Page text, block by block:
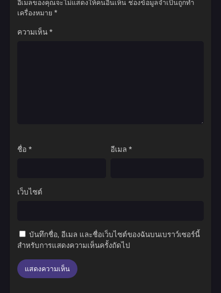
อีเมลของคุณจะไม่แสดงให้คนอื่นเห็น ช่องข้อมูลจำเป็นถูกทำ
เครื่องหมาย *
ความเห็น *
ชื่อ * อีเมล *
เว็บไซต์
บันทึกชื่อ, อีเมล และชื่อเว็บไซต์ของฉันบนเบราว์เซอร์นี้
สำหรับการแสดงความเห็นครั้งถัดไป